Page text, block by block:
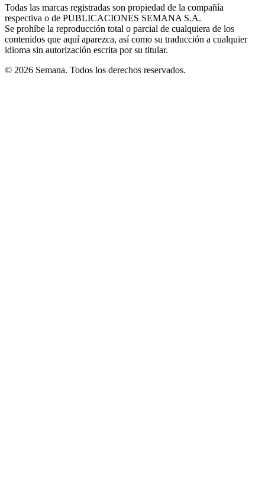
new
window
Todas las marcas registradas son propiedad de la compañía
respectiva o de PUBLICACIONES SEMANA S.A.
Se prohíbe la reproducción total o parcial de cualquiera de los
contenidos que aquí aparezca, así como su traducción a cualquier
idioma sin autorización escrita por su titular.
© 2026 Semana. Todos los derechos reservados.